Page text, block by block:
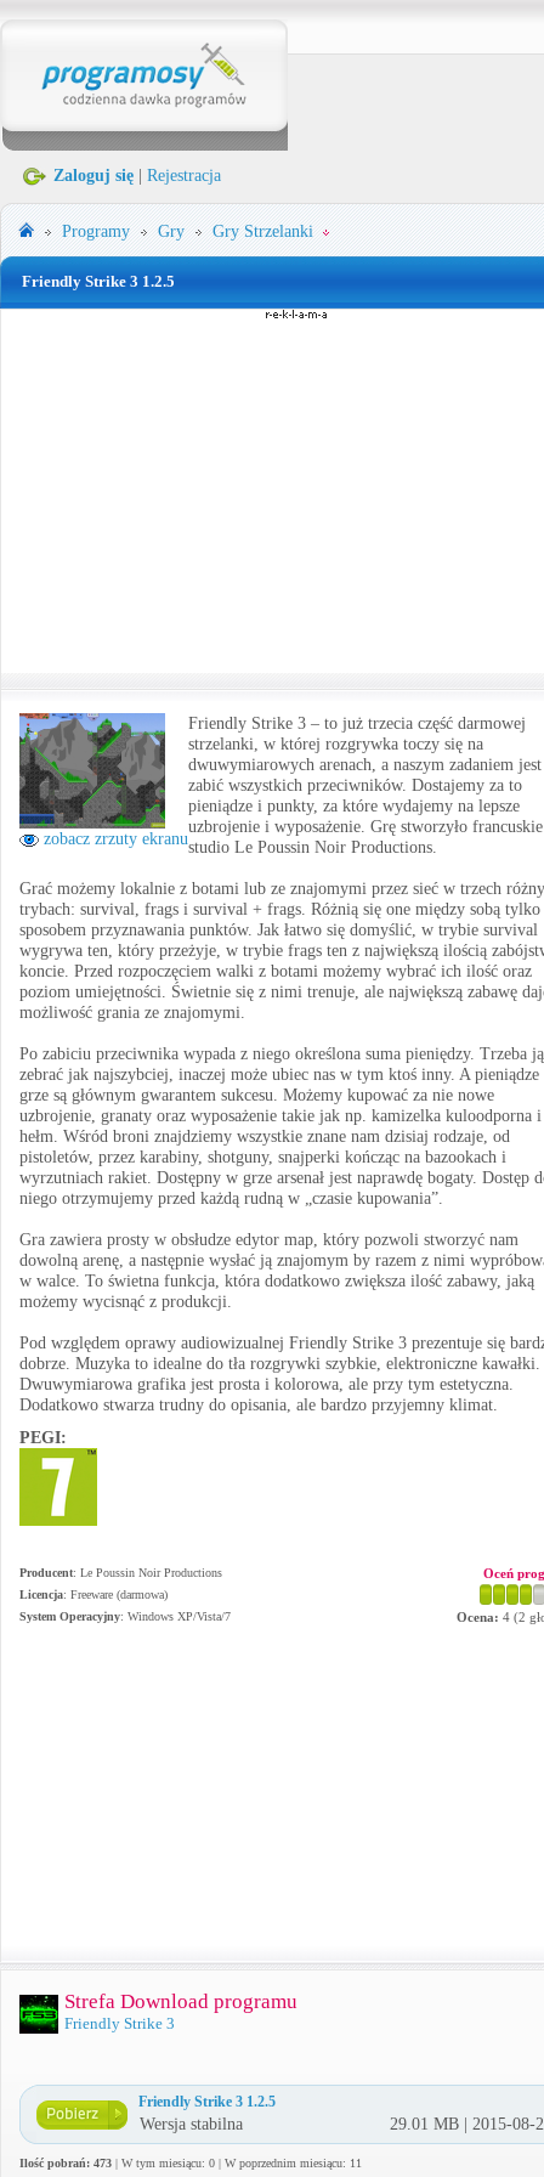
Zaloguj się Rejestracja
Programy Gry Gry Strzelanki
Friendly Strike 3 1.2.5
zobacz zrzuty ekranu
Friendly Strike 3 – to już trzecia część darmowej
strzelanki, w której rozgrywka toczy się na
dwuwymiarowych arenach, a naszym zadaniem jest
zabić wszystkich przeciwników. Dostajemy za to
pieniądze i punkty, za które wydajemy na lepsze
uzbrojenie i wyposażenie. Grę stworzyło francuskie
studio Le Poussin Noir Productions.
Grać możemy lokalnie z botami lub ze znajomymi przez sieć w trzech
trybach: survival, frags i survival + frags. Różnią się one między sobą tylko
sposobem przyznawania punktów. Jak łatwo się domyślić, w trybie survival
wygrywa ten, który przeżyje, w trybie frags ten z największą ilością
koncie. Przed rozpoczęciem walki z botami możemy wybrać ich ilość oraz
poziom umiejętności. Świetnie się z nimi trenuje, ale największą zabawę
możliwość grania ze znajomymi.
Po zabiciu przeciwnika wypada z niego określona suma pieniędzy. Trzeba ją
zebrać jak najszybciej, inaczej może ubiec nas w tym ktoś inny. A pieniądze
grze są głównym gwarantem sukcesu. Możemy kupować za nie nowe
uzbrojenie, granaty oraz wyposażenie takie jak np. kamizelka kuloodporna i
hełm. Wśród broni znajdziemy wszystkie znane nam dzisiaj rodzaje, od
pistoletów, przez karabiny, shotguny, snajperki kończąc na bazookach i
wyrzutniach rakiet. Dostępny w grze arsenał jest naprawdę bogaty. Dostęp
niego otrzymujemy przed każdą rudną w „czasie kupowania”.
Gra zawiera prosty w obsłudze edytor map, który pozwoli stworzyć nam
dowolną arenę, a następnie wysłać ją znajomym by razem z nimi
w walce. To świetna funkcja, która dodatkowo zwiększa ilość zabawy, jaką
możemy wycisnąć z produkcji.
Pod względem oprawy audiowizualnej Friendly Strike 3 prezentuje się
dobrze. Muzyka to idealne do tła rozgrywki szybkie, elektroniczne kawałki.
Dwuwymiarowa grafika jest prosta i kolorowa, ale przy tym estetyczna.
Dodatkowo stwarza trudny do opisania, ale bardzo przyjemny klimat.
PEGI:
Producent: Le Poussin Noir Productions
Licencja: Freeware (darmowa)
System Operacyjny: Windows XP/Vista/7
Oceń
Ocena: 4 (2
Strefa Download programu
Friendly Strike 3
Friendly Strike 3 1.2.5
Wersja stabilna 29.01 MB | 2015-08-
Ilość pobrań: 473 | W tym miesiącu: 0 | W poprzednim miesiącu: 11